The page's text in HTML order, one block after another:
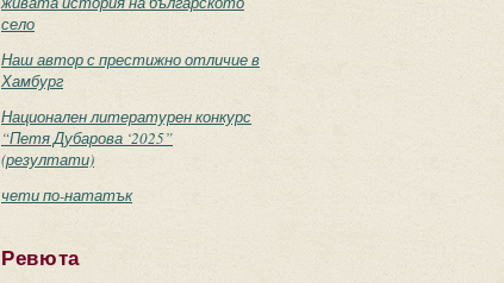
село
Наш автор с престижно отличие в
Хамбург
Национален литературен конкурс
“Петя Дубарова ‘2025”
(резултати)
чети по-нататък
Ревюта